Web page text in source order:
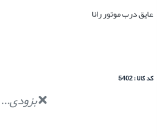
عایق درب موتور رانا
کد کالا : 5402
بزودی...